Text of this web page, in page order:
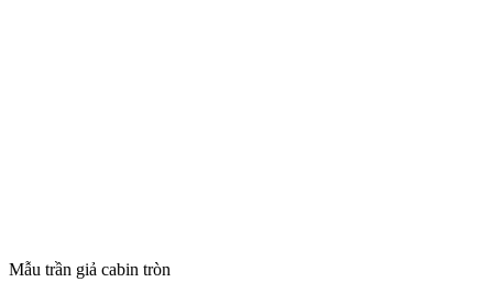
Mẫu trần giả cabin tròn